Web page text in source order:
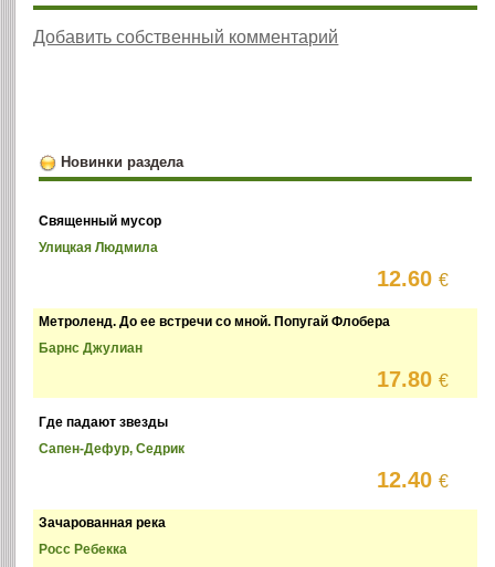
Добавить собственный комментарий
Новинки раздела
Священный мусор
Улицкая Людмила
12.60€
Метроленд. До ее встречи со мной. Попугай Флобера
Барнс Джулиан
17.80€
Где падают звезды
Сапен-Дефур, Седрик
12.40€
Зачарованная река
Росс Ребекка